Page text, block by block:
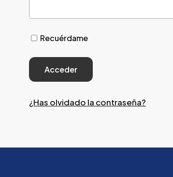
Recuérdame
¿Has olvidado la contraseña?